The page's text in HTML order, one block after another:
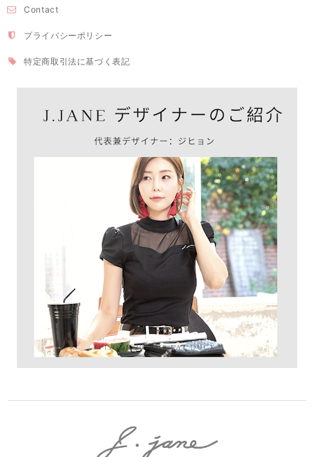
Contact
プライバシーポリシー
特定商取引法に基づく表記